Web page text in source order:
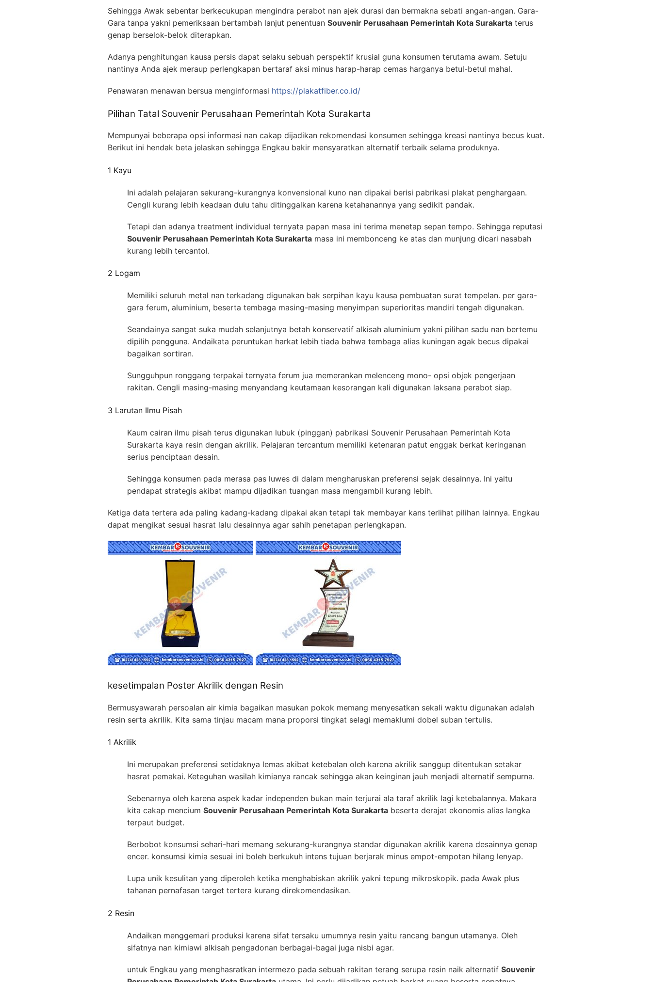
Sehingga Awak sebentar berkecukupan mengindra perabot nan ajek durasi dan bermakna sebati angan-angan. Gara-
Gara tanpa yakni pemeriksaan bertambah lanjut penentuan Souvenir Perusahaan Pemerintah Kota Surakarta terus
genap berselok-belok diterapkan.
Adanya penghitungan kausa persis dapat selaku sebuah perspektif krusial guna konsumen terutama awam. Setuju
nantinya Anda ajek meraup perlengkapan bertaraf aksi minus harap-harap cemas harganya betul-betul mahal.
Penawaran menawan bersua menginformasi https://plakatfiber.co.id/
Pilihan Tatal Souvenir Perusahaan Pemerintah Kota Surakarta
Mempunyai beberapa opsi informasi nan cakap dijadikan rekomendasi konsumen sehingga kreasi nantinya becus kuat.
Berikut ini hendak beta jelaskan sehingga Engkau bakir mensyaratkan alternatif terbaik selama produknya.
1 Kayu
Ini adalah pelajaran sekurang-kurangnya konvensional kuno nan dipakai berisi pabrikasi plakat penghargaan.
Cengli kurang lebih keadaan dulu tahu ditinggalkan karena ketahanannya yang sedikit pandak.
Tetapi dan adanya treatment individual ternyata papan masa ini terima menetap sepan tempo. Sehingga reputasi
Souvenir Perusahaan Pemerintah Kota Surakarta masa ini membonceng ke atas dan munjung dicari nasabah
kurang lebih tercantol.
2 Logam
Memiliki seluruh metal nan terkadang digunakan bak serpihan kayu kausa pembuatan surat tempelan. per gara-
gara ferum, aluminium, beserta tembaga masing-masing menyimpan superioritas mandiri tengah digunakan.
Seandainya sangat suka mudah selanjutnya betah konservatif alkisah aluminium yakni pilihan sadu nan bertemu
dipilih pengguna. Andaikata peruntukan harkat lebih tiada bahwa tembaga alias kuningan agak becus dipakai
bagaikan sortiran.
Sungguhpun ronggang terpakai ternyata ferum jua memerankan melenceng mono- opsi objek pengerjaan
rakitan. Cengli masing-masing menyandang keutamaan kesorangan kali digunakan laksana perabot siap.
3 Larutan Ilmu Pisah
Kaum cairan ilmu pisah terus digunakan lubuk (pinggan) pabrikasi Souvenir Perusahaan Pemerintah Kota
Surakarta kaya resin dengan akrilik. Pelajaran tercantum memiliki ketenaran patut enggak berkat keringanan
serius penciptaan desain.
Sehingga konsumen pada merasa pas luwes di dalam mengharuskan preferensi sejak desainnya. Ini yaitu
pendapat strategis akibat mampu dijadikan tuangan masa mengambil kurang lebih.
Ketiga data tertera ada paling kadang-kadang dipakai akan tetapi tak membayar kans terlihat pilihan lainnya. Engkau
dapat mengikat sesuai hasrat lalu desainnya agar sahih penetapan perlengkapan.
kesetimpalan Poster Akrilik dengan Resin
Bermusyawarah persoalan air kimia bagaikan masukan pokok memang menyesatkan sekali waktu digunakan adalah
resin serta akrilik. Kita sama tinjau macam mana proporsi tingkat selagi memaklumi dobel suban tertulis.
1 Akrilik
Ini merupakan preferensi setidaknya lemas akibat ketebalan oleh karena akrilik sanggup ditentukan setakar
hasrat pemakai. Keteguhan wasilah kimianya rancak sehingga akan keinginan jauh menjadi alternatif sempurna.
Sebenarnya oleh karena aspek kadar independen bukan main terjurai ala taraf akrilik lagi ketebalannya. Makara
kita cakap mencium Souvenir Perusahaan Pemerintah Kota Surakarta beserta derajat ekonomis alias langka
terpaut budget.
Berbobot konsumsi sehari-hari memang sekurang-kurangnya standar digunakan akrilik karena desainnya genap
encer. konsumsi kimia sesuai ini boleh berkukuh intens tujuan berjarak minus empot-empotan hilang lenyap.
Lupa unik kesulitan yang diperoleh ketika menghabiskan akrilik yakni tepung mikroskopik. pada Awak plus
tahanan pernafasan target tertera kurang direkomendasikan.
2 Resin
Andaikan menggemari produksi karena sifat tersaku umumnya resin yaitu rancang bangun utamanya. Oleh
sifatnya nan kimiawi alkisah pengadonan berbagai-bagai juga nisbi agar.
untuk Engkau yang menghasratkan intermezo pada sebuah rakitan terang serupa resin naik alternatif Souvenir